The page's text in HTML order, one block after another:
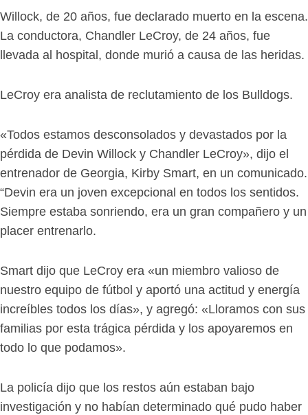
Willock, de 20 años, fue declarado muerto en la escena.
La conductora, Chandler LeCroy, de 24 años, fue
llevada al hospital, donde murió a causa de las heridas.
LeCroy era analista de reclutamiento de los Bulldogs.
«Todos estamos desconsolados y devastados por la
pérdida de Devin Willock y Chandler LeCroy», dijo el
entrenador de Georgia, Kirby Smart, en un comunicado.
“Devin era un joven excepcional en todos los sentidos.
Siempre estaba sonriendo, era un gran compañero y un
placer entrenarlo.
Smart dijo que LeCroy era «un miembro valioso de
nuestro equipo de fútbol y aportó una actitud y energía
increíbles todos los días», y agregó: «Lloramos con sus
familias por esta trágica pérdida y los apoyaremos en
todo lo que podamos».
La policía dijo que los restos aún estaban bajo
investigación y no habían determinado qué pudo haber